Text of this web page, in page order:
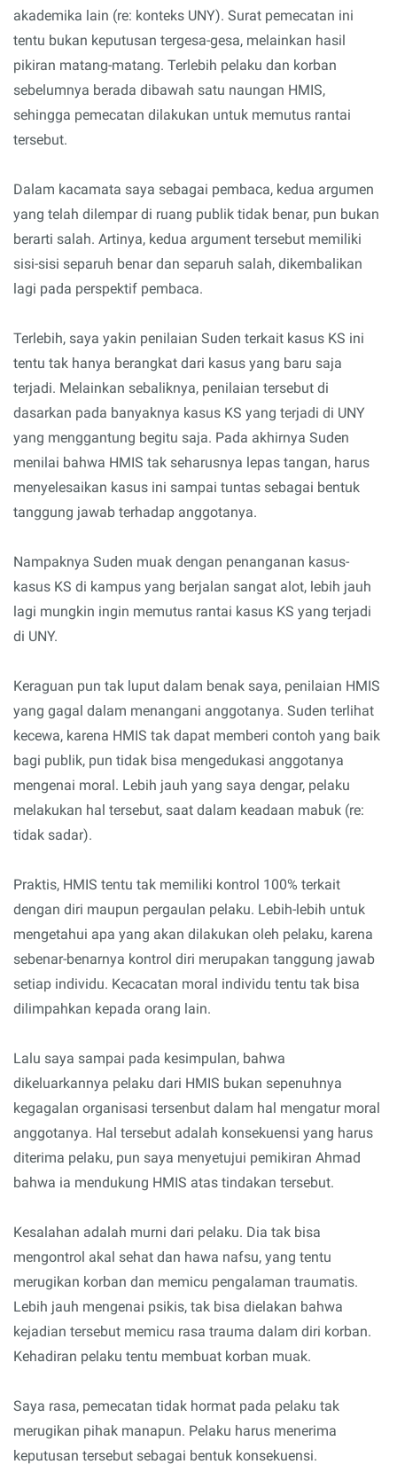
akademika lain (re: konteks UNY). Surat pemecatan ini
tentu bukan keputusan tergesa-gesa, melainkan hasil
pikiran matang-matang. Terlebih pelaku dan korban
sebelumnya berada dibawah satu naungan HMIS,
sehingga pemecatan dilakukan untuk memutus rantai
tersebut.
Dalam kacamata saya sebagai pembaca, kedua argumen
yang telah dilempar di ruang publik tidak benar, pun bukan
berarti salah. Artinya, kedua argument tersebut memiliki
sisi-sisi separuh benar dan separuh salah, dikembalikan
lagi pada perspektif pembaca.
Terlebih, saya yakin penilaian Suden terkait kasus KS ini
tentu tak hanya berangkat dari kasus yang baru saja
terjadi. Melainkan sebaliknya, penilaian tersebut di
dasarkan pada banyaknya kasus KS yang terjadi di UNY
yang menggantung begitu saja. Pada akhirnya Suden
menilai bahwa HMIS tak seharusnya lepas tangan, harus
menyelesaikan kasus ini sampai tuntas sebagai bentuk
tanggung jawab terhadap anggotanya.
Nampaknya Suden muak dengan penanganan kasus-
kasus KS di kampus yang berjalan sangat alot, lebih jauh
lagi mungkin ingin memutus rantai kasus KS yang terjadi
di UNY.
Keraguan pun tak luput dalam benak saya, penilaian HMIS
yang gagal dalam menangani anggotanya. Suden terlihat
kecewa, karena HMIS tak dapat memberi contoh yang baik
bagi publik, pun tidak bisa mengedukasi anggotanya
mengenai moral. Lebih jauh yang saya dengar, pelaku
melakukan hal tersebut, saat dalam keadaan mabuk (re:
tidak sadar).
Praktis, HMIS tentu tak memiliki kontrol 100% terkait
dengan diri maupun pergaulan pelaku. Lebih-lebih untuk
mengetahui apa yang akan dilakukan oleh pelaku, karena
sebenar-benarnya kontrol diri merupakan tanggung jawab
setiap individu. Kecacatan moral individu tentu tak bisa
dilimpahkan kepada orang lain.
Lalu saya sampai pada kesimpulan, bahwa
dikeluarkannya pelaku dari HMIS bukan sepenuhnya
kegagalan organisasi tersenbut dalam hal mengatur moral
anggotanya. Hal tersebut adalah konsekuensi yang harus
diterima pelaku, pun saya menyetujui pemikiran Ahmad
bahwa ia mendukung HMIS atas tindakan tersebut.
Kesalahan adalah murni dari pelaku. Dia tak bisa
mengontrol akal sehat dan hawa nafsu, yang tentu
merugikan korban dan memicu pengalaman traumatis.
Lebih jauh mengenai psikis, tak bisa dielakan bahwa
kejadian tersebut memicu rasa trauma dalam diri korban.
Kehadiran pelaku tentu membuat korban muak.
Saya rasa, pemecatan tidak hormat pada pelaku tak
merugikan pihak manapun. Pelaku harus menerima
keputusan tersebut sebagai bentuk konsekuensi.